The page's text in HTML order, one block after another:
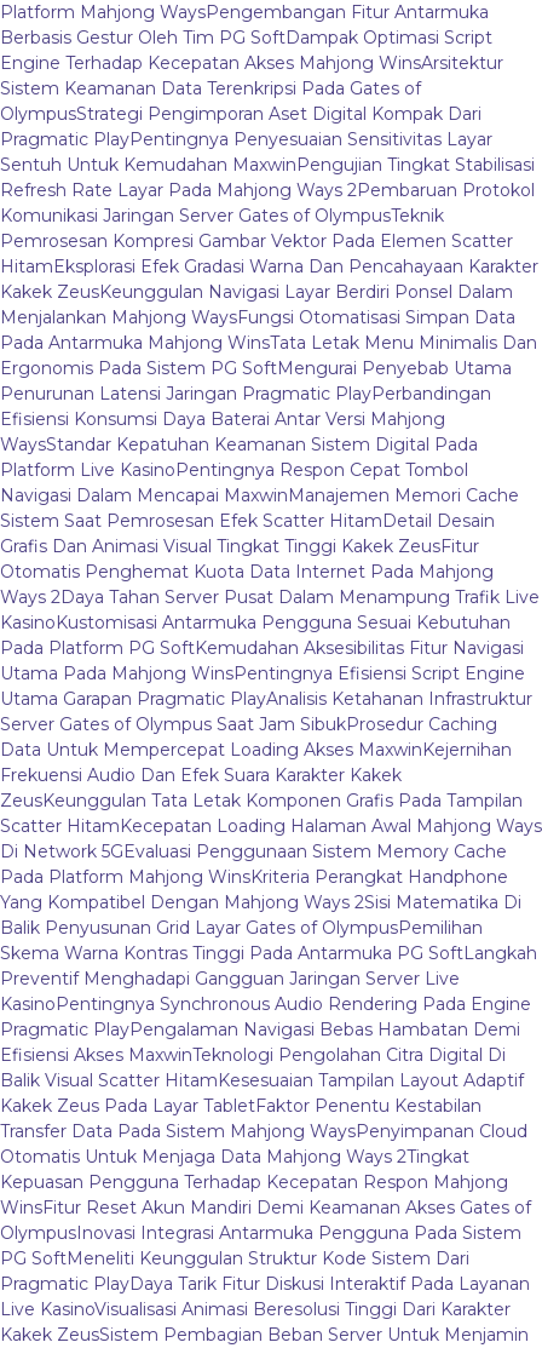
Platform Mahjong WaysPengembangan Fitur Antarmuka
Berbasis Gestur Oleh Tim PG SoftDampak Optimasi Script
Engine Terhadap Kecepatan Akses Mahjong WinsArsitektur
Sistem Keamanan Data Terenkripsi Pada Gates of
OlympusStrategi Pengimporan Aset Digital Kompak Dari
Pragmatic PlayPentingnya Penyesuaian Sensitivitas Layar
Sentuh Untuk Kemudahan MaxwinPengujian Tingkat Stabilisasi
Refresh Rate Layar Pada Mahjong Ways 2Pembaruan Protokol
Komunikasi Jaringan Server Gates of OlympusTeknik
Pemrosesan Kompresi Gambar Vektor Pada Elemen Scatter
HitamEksplorasi Efek Gradasi Warna Dan Pencahayaan Karakter
Kakek ZeusKeunggulan Navigasi Layar Berdiri Ponsel Dalam
Menjalankan Mahjong WaysFungsi Otomatisasi Simpan Data
Pada Antarmuka Mahjong WinsTata Letak Menu Minimalis Dan
Ergonomis Pada Sistem PG SoftMengurai Penyebab Utama
Penurunan Latensi Jaringan Pragmatic PlayPerbandingan
Efisiensi Konsumsi Daya Baterai Antar Versi Mahjong
WaysStandar Kepatuhan Keamanan Sistem Digital Pada
Platform Live KasinoPentingnya Respon Cepat Tombol
Navigasi Dalam Mencapai MaxwinManajemen Memori Cache
Sistem Saat Pemrosesan Efek Scatter HitamDetail Desain
Grafis Dan Animasi Visual Tingkat Tinggi Kakek ZeusFitur
Otomatis Penghemat Kuota Data Internet Pada Mahjong
Ways 2Daya Tahan Server Pusat Dalam Menampung Trafik Live
KasinoKustomisasi Antarmuka Pengguna Sesuai Kebutuhan
Pada Platform PG SoftKemudahan Aksesibilitas Fitur Navigasi
Utama Pada Mahjong WinsPentingnya Efisiensi Script Engine
Utama Garapan Pragmatic PlayAnalisis Ketahanan Infrastruktur
Server Gates of Olympus Saat Jam SibukProsedur Caching
Data Untuk Mempercepat Loading Akses MaxwinKejernihan
Frekuensi Audio Dan Efek Suara Karakter Kakek
ZeusKeunggulan Tata Letak Komponen Grafis Pada Tampilan
Scatter HitamKecepatan Loading Halaman Awal Mahjong Ways
Di Network 5GEvaluasi Penggunaan Sistem Memory Cache
Pada Platform Mahjong WinsKriteria Perangkat Handphone
Yang Kompatibel Dengan Mahjong Ways 2Sisi Matematika Di
Balik Penyusunan Grid Layar Gates of OlympusPemilihan
Skema Warna Kontras Tinggi Pada Antarmuka PG SoftLangkah
Preventif Menghadapi Gangguan Jaringan Server Live
KasinoPentingnya Synchronous Audio Rendering Pada Engine
Pragmatic PlayPengalaman Navigasi Bebas Hambatan Demi
Efisiensi Akses MaxwinTeknologi Pengolahan Citra Digital Di
Balik Visual Scatter HitamKesesuaian Tampilan Layout Adaptif
Kakek Zeus Pada Layar TabletFaktor Penentu Kestabilan
Transfer Data Pada Sistem Mahjong WaysPenyimpanan Cloud
Otomatis Untuk Menjaga Data Mahjong Ways 2Tingkat
Kepuasan Pengguna Terhadap Kecepatan Respon Mahjong
WinsFitur Reset Akun Mandiri Demi Keamanan Akses Gates of
OlympusInovasi Integrasi Antarmuka Pengguna Pada Sistem
PG SoftMeneliti Keunggulan Struktur Kode Sistem Dari
Pragmatic PlayDaya Tarik Fitur Diskusi Interaktif Pada Layanan
Live KasinoVisualisasi Animasi Beresolusi Tinggi Dari Karakter
Kakek ZeusSistem Pembagian Beban Server Untuk Menjamin